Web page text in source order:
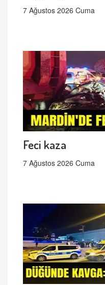
7 Ağustos 2026 Cuma
Feci kaza
7 Ağustos 2026 Cuma